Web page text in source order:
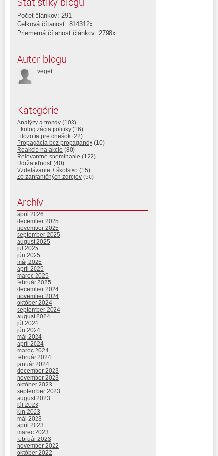
Počet článkov: 291
Celková čítanosť: 814312x
Priemerná čítanosť článkov: 2798x
Autor blogu
veget
Kategórie
Analýzy a trendy (103)
Ekologizácia politiky (16)
Filozofia pre dnešok (22)
Propagácia bez propagandy (10)
Reakcie na akcie (80)
Relevantné spomínanie (122)
Udržateľnosť (40)
Vzdelávanie + školstvo (15)
Zo zahraničných zdrojov (50)
Archív
apríl 2026
december 2025
november 2025
september 2025
august 2025
júl 2025
jún 2025
máj 2025
apríl 2025
marec 2025
február 2025
december 2024
november 2024
október 2024
september 2024
august 2024
júl 2024
jún 2024
máj 2024
apríl 2024
marec 2024
február 2024
január 2024
december 2023
november 2023
október 2023
september 2023
august 2023
júl 2023
jún 2023
máj 2023
apríl 2023
marec 2023
február 2023
november 2022
október 2022